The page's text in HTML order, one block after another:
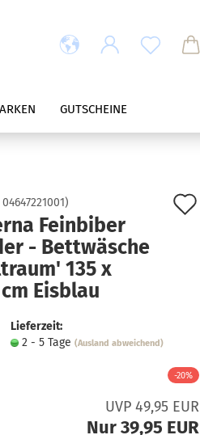
GUTSCHEINE
04647221001)
Feinbiber
- Bettwäsche
135 x
Eisblau
Lieferzeit:
2 - 5 Tage (Ausland abweichend)
-20%
UVP 49,95 EUR
Nur 39,95 EUR